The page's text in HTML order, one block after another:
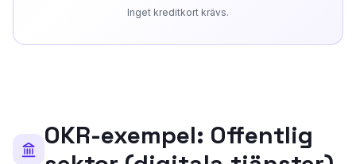
Inget kreditkort krävs.
OKR-exempel: Offentlig